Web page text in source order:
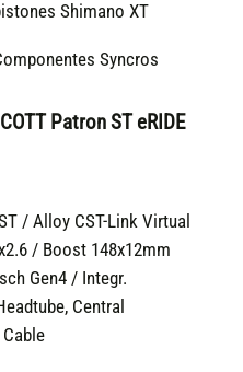
Shimano XT
Syncros
Patron ST eRIDE
/ Alloy CST-Link Virtual
/ Boost 148x12mm
Gen4 / Integr.
Central